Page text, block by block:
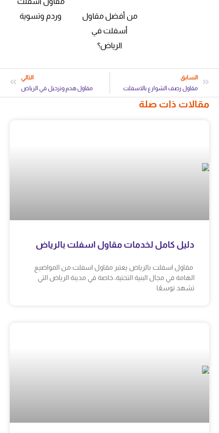
من أفضل مقاول
أسفلت في
الرياض؟
وردم وتسوية
السابق
مقاول رصف الشوارع بالاسفلت
التالي
مقاول هدم وترحيل في الرياض
مقالات ذات صلة
دليل كامل لخدمات مقاول اسفلت بالرياض
مقاول اسفلت بالرياض يعتبر مقاول اسفلت من المواضيع
الهامة في مجال البنية التحتية، خاصة في مدينة الرياض التي
تشهد توسعًا